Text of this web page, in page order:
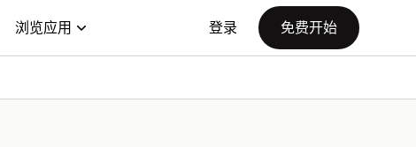
浏览应用 登录 免费开始